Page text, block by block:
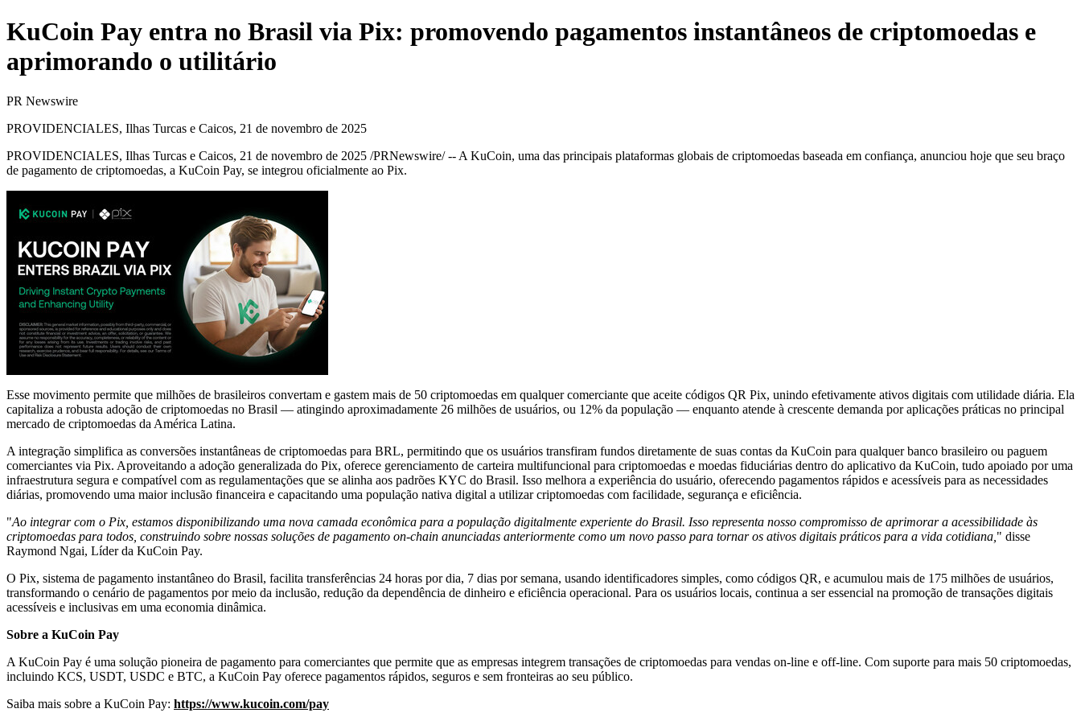
KuCoin Pay entra no Brasil via Pix: promovendo pagamentos instantâneos de criptomoedas e
aprimorando o utilitário
PR Newswire
PROVIDENCIALES, Ilhas Turcas e Caicos, 21 de novembro de 2025
PROVIDENCIALES, Ilhas Turcas e Caicos, 21 de novembro de 2025 /PRNewswire/ -- A KuCoin, uma das principais plataformas globais de criptomoedas baseada em confiança, anunciou hoje que seu braço
de pagamento de criptomoedas, a KuCoin Pay, se integrou oficialmente ao Pix.
Esse movimento permite que milhões de brasileiros convertam e gastem mais de 50 criptomoedas em qualquer comerciante que aceite códigos QR Pix, unindo efetivamente ativos digitais com utilidade diária. Ela
capitaliza a robusta adoção de criptomoedas no Brasil — atingindo aproximadamente 26 milhões de usuários, ou 12% da população — enquanto atende à crescente demanda por aplicações práticas no principal
mercado de criptomoedas da América Latina.
A integração simplifica as conversões instantâneas de criptomoedas para BRL, permitindo que os usuários transfiram fundos diretamente de suas contas da KuCoin para qualquer banco brasileiro ou paguem
comerciantes via Pix. Aproveitando a adoção generalizada do Pix, oferece gerenciamento de carteira multifuncional para criptomoedas e moedas fiduciárias dentro do aplicativo da KuCoin, tudo apoiado por uma
infraestrutura segura e compatível com as regulamentações que se alinha aos padrões KYC do Brasil. Isso melhora a experiência do usuário, oferecendo pagamentos rápidos e acessíveis para as necessidades
diárias, promovendo uma maior inclusão financeira e capacitando uma população nativa digital a utilizar criptomoedas com facilidade, segurança e eficiência.
"Ao integrar com o Pix, estamos disponibilizando uma nova camada econômica para a população digitalmente experiente do Brasil. Isso representa nosso compromisso de aprimorar a acessibilidade às
criptomoedas para todos, construindo sobre nossas soluções de pagamento on-chain anunciadas anteriormente como um novo passo para tornar os ativos digitais práticos para a vida cotidiana, " disse
Raymond Ngai, Líder da KuCoin Pay.
O Pix, sistema de pagamento instantâneo do Brasil, facilita transferências 24 horas por dia, 7 dias por semana, usando identificadores simples, como códigos QR, e acumulou mais de 175 milhões de usuários,
transformando o cenário de pagamentos por meio da inclusão, redução da dependência de dinheiro e eficiência operacional. Para os usuários locais, continua a ser essencial na promoção de transações digitais
acessíveis e inclusivas em uma economia dinâmica.
Sobre a KuCoin Pay
A KuCoin Pay é uma solução pioneira de pagamento para comerciantes que permite que as empresas integrem transações de criptomoedas para vendas on-line e off-line. Com suporte para mais 50 criptomoedas,
incluindo KCS, USDT, USDC e BTC, a KuCoin Pay oferece pagamentos rápidos, seguros e sem fronteiras ao seu público.
Saiba mais sobre a KuCoin Pay: https://www.kucoin.com/pay